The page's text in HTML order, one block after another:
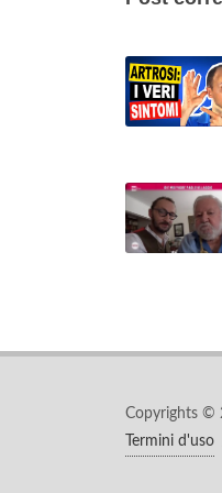
Copyrights ©
Termini d'uso